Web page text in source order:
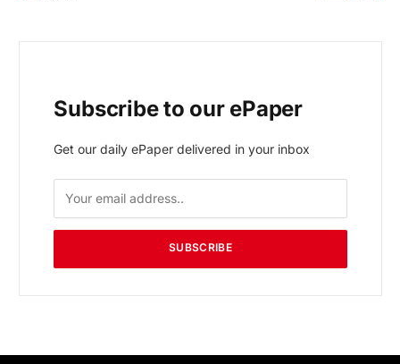
Subscribe to our ePaper
Get our daily ePaper delivered in your inbox
SUBSCRIBE